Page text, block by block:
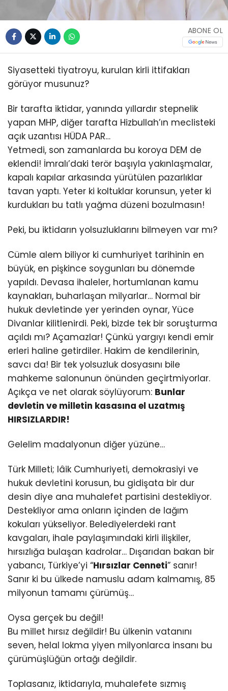
ABONE OL
Siyasetteki tiyatroyu, kurulan kirli ittifakları
görüyor musunuz?
Bir tarafta iktidar, yanında yıllardır stepnelik
yapan MHP, diğer tarafta Hizbullah’ın meclisteki
açık uzantısı HÜDA PAR…
Yetmedi, son zamanlarda bu koroya DEM de
eklendi! İmralı’daki terör başıyla yakınlaşmalar,
kapalı kapılar arkasında yürütülen pazarlıklar
tavan yaptı. Yeter ki koltuklar korunsun, yeter ki
kurdukları bu tatlı yağma düzeni bozulmasın!
Peki, bu iktidarın yolsuzluklarını bilmeyen var mı?
Cümle alem biliyor ki cumhuriyet tarihinin en
büyük, en pişkince soygunları bu dönemde
yapıldı. Devasa ihaleler, hortumlanan kamu
kaynakları, buharlaşan milyarlar… Normal bir
hukuk devletinde yer yerinden oynar, Yüce
Divanlar kilitlenirdi. Peki, bizde tek bir soruşturma
açıldı mı? Açamazlar! Çünkü yargıyı kendi emir
erleri haline getirdiler. Hakim de kendilerinin,
savcı da! Bir tek yolsuzluk dosyasını bile
mahkeme salonunun önünden geçirtmiyorlar.
Açıkça ve net olarak söylüyorum: Bunlar
devletin ve milletin kasasına el uzatmış
HIRSIZLARDIR!
Gelelim madalyonun diğer yüzüne…
Türk Milleti; lâik Cumhuriyeti, demokrasiyi ve
hukuk devletini korusun, bu gidişata bir dur
desin diye ana muhalefet partisini destekliyor.
Destekliyor ama onların içinden de lağım
kokuları yükseliyor. Belediyelerdeki rant
kavgaları, ihale paylaşımındaki kirli ilişkiler,
hırsızlığa bulaşan kadrolar… Dışarıdan bakan bir
yabancı, Türkiye’yi “Hırsızlar Cenneti” sanır!
Sanır ki bu ülkede namuslu adam kalmamış, 85
milyonun tamamı çürümüş…
Oysa gerçek bu değil!
Bu millet hırsız değildir! Bu ülkenin vatanını
seven, helal lokma yiyen milyonlarca insanı bu
çürümüşlüğün ortağı değildir.
Toplasanız, iktidarıyla, muhalefete sızmış